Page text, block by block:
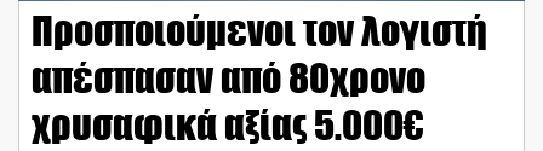
Προσποιούμενοι τον λογιστή
απέσπασαν από 80χρονο
χρυσαφικά αξίας 5.000€